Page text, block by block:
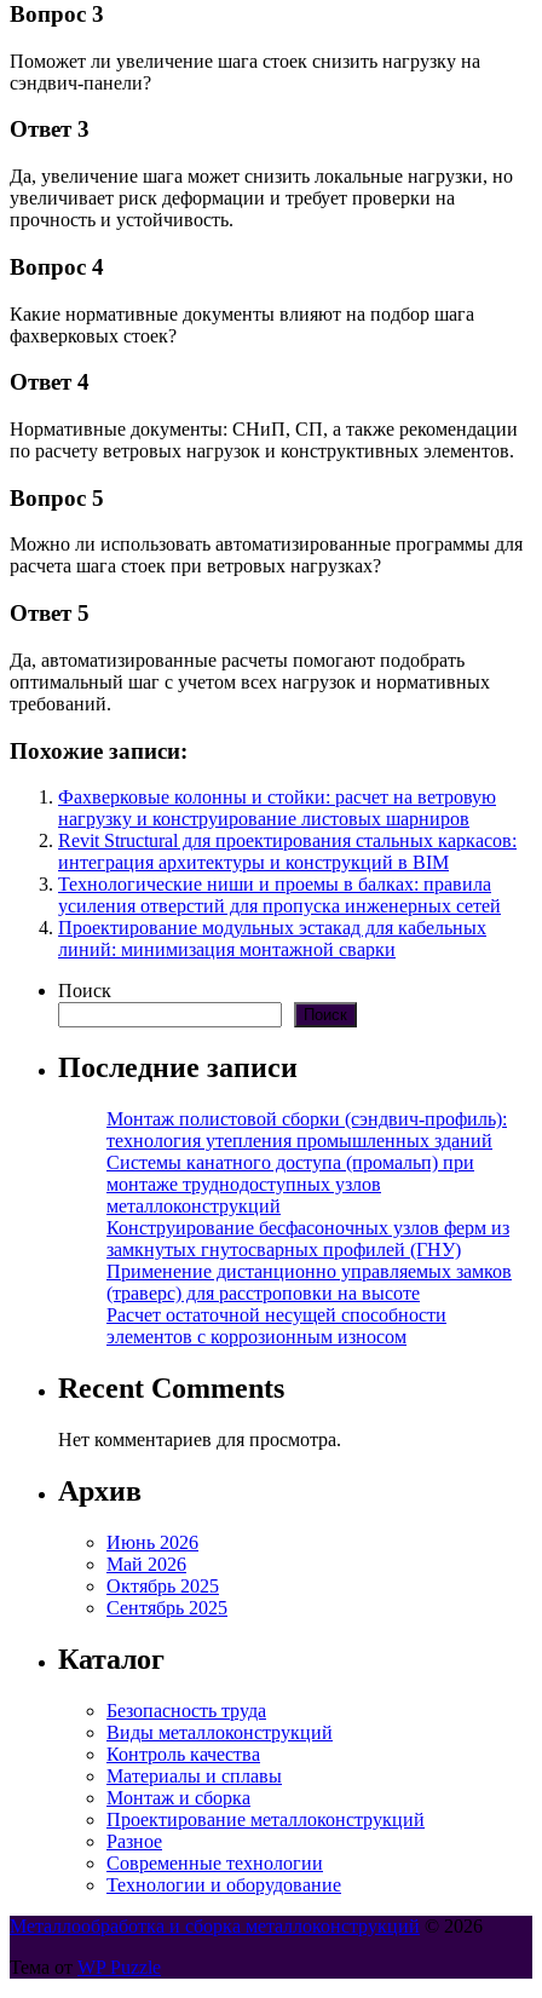
Вопрос 3
Поможет ли увеличение шага стоек снизить нагрузку на
сэндвич-панели?
Ответ 3
Да, увеличение шага может снизить локальные нагрузки, но
увеличивает риск деформации и требует проверки на
прочность и устойчивость.
Вопрос 4
Какие нормативные документы влияют на подбор шага
фахверковых стоек?
Ответ 4
Нормативные документы: СНиП, СП, а также рекомендации
по расчету ветровых нагрузок и конструктивных элементов.
Вопрос 5
Можно ли использовать автоматизированные программы для
расчета шага стоек при ветровых нагрузках?
Ответ 5
Да, автоматизированные расчеты помогают подобрать
оптимальный шаг с учетом всех нагрузок и нормативных
требований.
Похожие записи:
Фахверковые колонны и стойки: расчет на ветровую
нагрузку и конструирование листовых шарниров
Revit Structural для проектирования стальных каркасов:
интеграция архитектуры и конструкций в BIM
Технологические ниши и проемы в балках: правила
усиления отверстий для пропуска инженерных сетей
Проектирование модульных эстакад для кабельных
линий: минимизация монтажной сварки
Поиск
Поиск
Последние записи
Монтаж полистовой сборки (сэндвич-профиль):
технология утепления промышленных зданий
Системы канатного доступа (промальп) при
монтаже труднодоступных узлов
металлоконструкций
Конструирование бесфасоночных узлов ферм из
замкнутых гнутосварных профилей (ГНУ)
Применение дистанционно управляемых замков
(траверс) для расстроповки на высоте
Расчет остаточной несущей способности
элементов с коррозионным износом
Recent Comments
Нет комментариев для просмотра.
Архив
Июнь 2026
Май 2026
Октябрь 2025
Сентябрь 2025
Каталог
Безопасность труда
Виды металлоконструкций
Контроль качества
Материалы и сплавы
Монтаж и сборка
Проектирование металлоконструкций
Разное
Современные технологии
Технологии и оборудование
Металлообработка и сборка металлоконструкций © 2026
Тема от WP Puzzle